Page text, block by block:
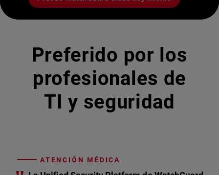
Preferido por los
profesionales de
TI y seguridad
ATENCIÓN MÉDICA